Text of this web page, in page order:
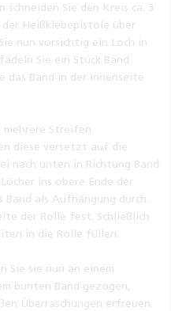
Sie den Kreis ca. 3
Heißklebepistole über
nun vorsichtig ein Loch in
Sie ein Stück Band
das Band in der Innenseite
mehrere Streifen
diese versetzt auf die
nach unten in Richtung Band
ins obere Ende der
als Aufhängung durch.
der Rolle fest. Schließlich
in die Rolle füllen.
Sie sie nun an einem
bunten Band gezogen,
Überraschungen erfreuen.